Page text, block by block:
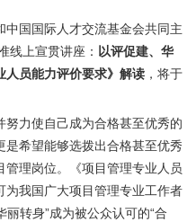
国国际人才交流基金会共同主
线上宣贯讲座： 以评促建、华
人员能力评价要求》解读 ，将于
力使自己成为合格甚至优秀的
希望能够选拨出合格甚至优秀
理岗位。《项目管理专业人员
为我国广大项目管理专业工作者
丽转身”成为被公众认可的“合